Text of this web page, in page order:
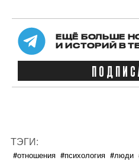
ЕЩЁ БОЛЬШЕ
И ИСТОРИЙ В
ТЭГИ:
#отношения #психология #люди